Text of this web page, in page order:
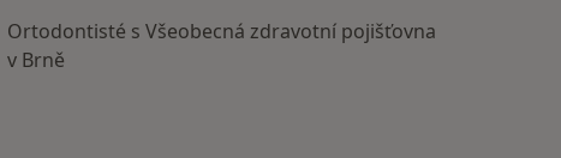
Ortodontisté s Všeobecná zdravotní pojišťovna
v Brně